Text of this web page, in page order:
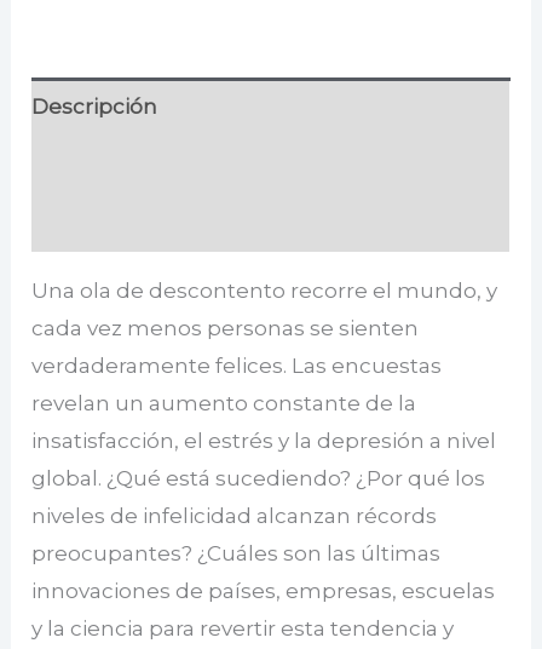
Descripción
Una ola de descontento recorre el mundo, y
cada vez menos personas se sienten
verdaderamente felices. Las encuestas
revelan un aumento constante de la
insatisfacción, el estrés y la depresión a nivel
global. ¿Qué está sucediendo? ¿Por qué los
niveles de infelicidad alcanzan récords
preocupantes? ¿Cuáles son las últimas
innovaciones de países, empresas, escuelas
y la ciencia para revertir esta tendencia y